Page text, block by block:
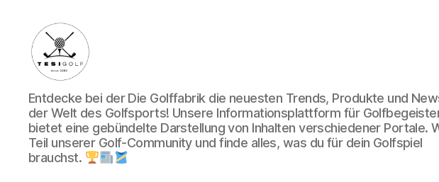
Die
Golffabrik
-
Deine
Plattform
Entdecke bei der Die Golffabrik die neuesten Trends, Produkte und
der Welt des Golfsports! Unsere Informationsplattform für
bietet eine gebündelte Darstellung von Inhalten verschiedener Portale.
Teil unserer Golf-Community und finde alles, was du für dein Golfspiel
brauchst.